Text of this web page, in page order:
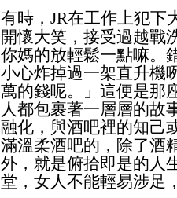
有時， JR在工作上犯下
開懷大笑，接受過越戰
你媽的放輕鬆一點嘛。
小心炸掉過一架直升機
萬的錢呢。」 這便是那
人都包裹著一層層的故
融化，與酒吧裡的知己
滿溫柔酒吧的，除了酒
外，就是俯拾即是的人
堂，女人不能輕易涉足